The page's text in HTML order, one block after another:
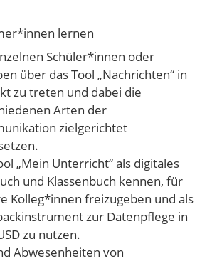
lernen
Schüler*innen oder
über das Tool „Nachrichten“ in
zu treten und dabei die
Arten der
zielgerichtet
„Mein Unterricht“ als digitales
und Klassenbuch kennen, für
Kolleg*innen freizugeben und als
zur Datenpflege in
zu nutzen.
Abwesenheiten von